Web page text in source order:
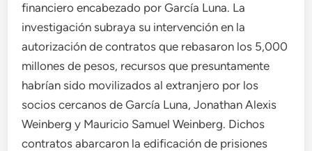
financiero encabezado por García Luna. La
investigación subraya su intervención en la
autorización de contratos que rebasaron los 5,000
millones de pesos, recursos que presuntamente
habrían sido movilizados al extranjero por los
socios cercanos de García Luna, Jonathan Alexis
Weinberg y Mauricio Samuel Weinberg. Dichos
contratos abarcaron la edificación de prisiones